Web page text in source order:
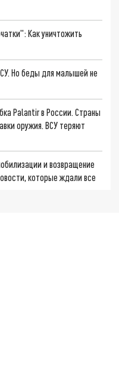
Как уничтожить
Но беды для малышей не
Palantir в России. Страны
оружия. ВСУ теряют
и возвращение
которые ждали все